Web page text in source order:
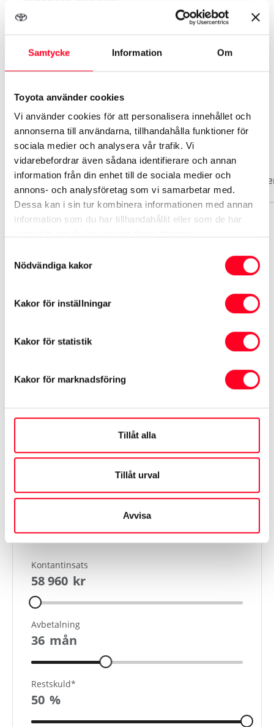
Samtycke Information Om
Toyota använder cookies
Vi använder cookies för att personalisera innehållet och
annonserna till användarna, tillhandahålla funktioner för
sociala medier och analysera vår trafik. Vi
vidarebefordrar även sådana identifierare och annan
information från din enhet till de sociala medier och
annons- och analysföretag som vi samarbetar med.
Dessa kan i sin tur kombinera informationen med annan
information som du har tillhandahållit eller som de har
Nödvändiga kakor
Kakor för inställningar
Kakor för statistik
Kakor för marknadsföring
Tillåt alla
Tillåt urval
Avvisa
Se mer utrustning
Biluppgifter
Basuppgifter Funktioner Interiör Exteriör
Corolla
Växellåda
tillverkaren
Visa mer
Finansiering
Kontantinsats
58 960 kr
Avbetalning
36 mån
Restskuld*
50 %